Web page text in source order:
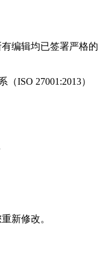
编辑均已签署严格的
ISO 27001:2013）
新修改。